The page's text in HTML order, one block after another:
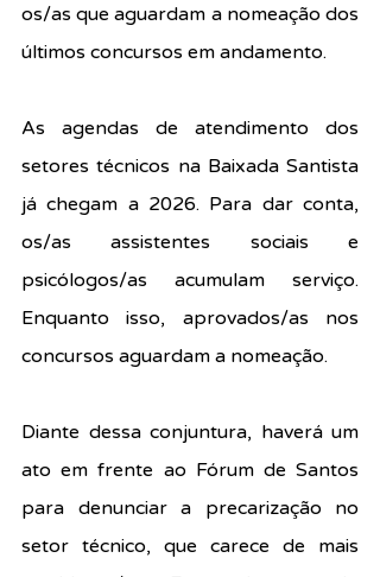
os/as que aguardam a nomeação dos
últimos concursos em andamento.
As agendas de atendimento dos
setores técnicos na Baixada Santista
já chegam a 2026. Para dar conta,
os/as assistentes sociais e
psicólogos/as acumulam serviço.
Enquanto isso, aprovados/as nos
concursos aguardam a nomeação.
Diante dessa conjuntura, haverá um
ato em frente ao Fórum de Santos
para denunciar a precarização no
setor técnico, que carece de mais